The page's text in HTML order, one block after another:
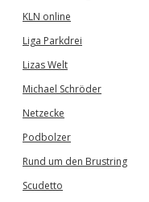
KLN online
Liga Parkdrei
Lizas Welt
Michael Schröder
Netzecke
Podbolzer
Rund um den Brustring
Scudetto